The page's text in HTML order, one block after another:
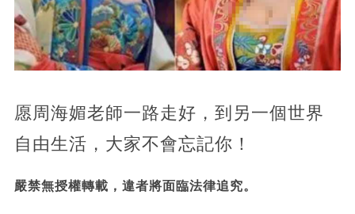
愿周海媚老師一路走好，到另一個世界
自由生活，大家不會忘記你！
嚴禁無授權轉載，違者將面臨法律追究。